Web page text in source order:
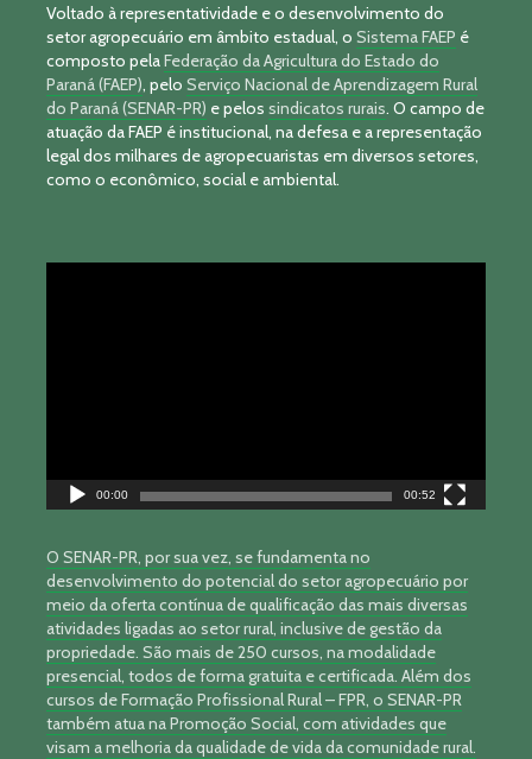
Voltado à representatividade e o desenvolvimento do
setor agropecuário em âmbito estadual, o Sistema FAEP é
composto pelaFederação da Agricultura do Estado do
Paraná (FAEP) , pelo Serviço Nacional de Aprendizagem Rural
do Paraná (SENAR-PR) e pelos sindicatos rurais . O campo de
atuação da FAEP é institucional, na defesa e a representação
legal dos milhares de agropecuaristas em diversos setores,
como o econômico, social e ambiental.
00:00 00:52
O SENAR-PR, por sua vez, se fundamenta no
desenvolvimento do potencial do setor agropecuário por
meio da oferta contínua de qualificação das mais diversas
atividades ligadas ao setor rural, inclusive de gestão da
propriedade. São mais de 250 cursos, na modalidade
presencial, todos de forma gratuita e certificada. Além dos
cursos de Formação Profissional Rural – FPR, o SENAR-PR
também atua na Promoção Social, com atividades que
visam a melhoria da qualidade de vida da comunidade rural.